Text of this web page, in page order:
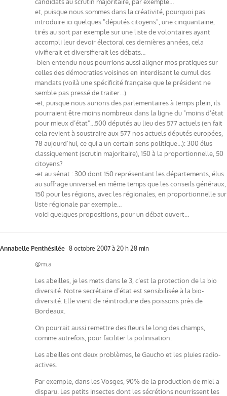
et, puisque nous sommes dans la créativité, pourquoi pas
introduire ici quelques "députés citoyens", une cinquantaine,
tirés au sort par exemple sur une liste de volontaires ayant
accompli leur devoir électoral ces dernières années, cela
vivifierait et diversifierait les débats…
-bien entendu nous pourrions aussi aligner mos pratiques sur
celles des démocraties voisines en interdisant le cumul des
mandats (voilà une spécificité française que le président ne
semble pas pressé de traiter…)
-et, puisque nous aurions des parlementaires à temps plein, ils
pourraient être moins nombreux dans la ligne du "moins d’état
pour mieux d’état"…500 députés au lieu des 577 actuels (en fait
cela revient à soustraire aux 577 nos actuels députés europées,
78 aujourd’hui, ce qui a un certain sens politique…): 300 élus
classiquement (scrutin majoritaire), 150 à la proportionnelle, 50
citoyens?
-et au sénat : 300 dont 150 représentant les départements, élus
au suffrage universel en même temps que les conseils généraux,
150 pour les régions, avec les régionales, en proportionnelle sur
liste régionale par exemple…
voici quelques propositions, pour un débat ouvert…
Annabelle Penthésilée 8 octobre 2007 à 20 h 28 min
@m.a
Les abeilles, je les mets dans le 3, c’est la protection de la bio
diversité. Notre secrétaire d’état est sensibilisée à la bio-
diversité. Elle vient de réintroduire des poissons près de
Bordeaux.
On pourrait aussi remettre des fleurs le long des champs,
comme autrefois, pour faciliter la polinisation.
Les abeilles ont deux problèmes, le Gaucho et les pluies radio-
actives.
Par exemple, dans les Vosges, 90% de la production de miel a
disparu. Les petits insectes dont les sécrétions nourrissent les